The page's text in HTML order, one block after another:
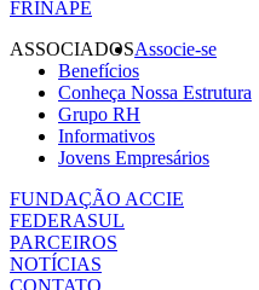
FRINAPE
ASSOCIADOSAssocie-se
Benefícios
Conheça Nossa Estrutura
Grupo RH
Informativos
Jovens Empresários
FUNDAÇÃO ACCIE
FEDERASUL
PARCEIROS
NOTÍCIAS